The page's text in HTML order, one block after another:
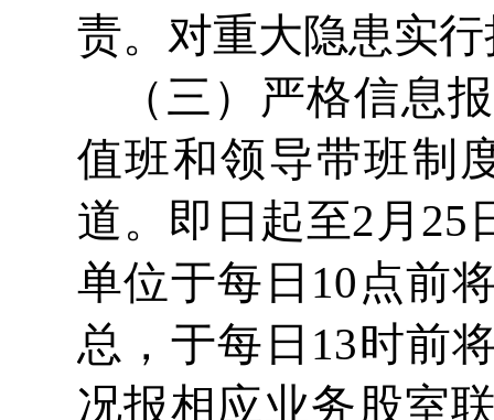
责。对重大隐患实
（三）严格信息
值班和领导带班制
道。即日起至2月25
单位于每日10点前
总，于每日13时前
况报相应业务股室